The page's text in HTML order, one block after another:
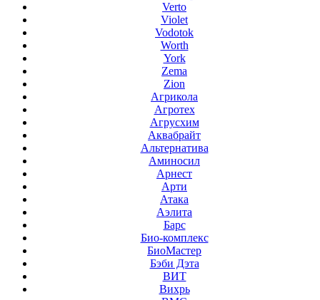
Verto
Violet
Vodotok
Worth
York
Zema
Zion
Агрикола
Агротех
Агрусхим
Аквабрайт
Альтернатива
Аминосил
Арнест
Арти
Атака
Аэлита
Барс
Био-комплекс
БиоМастер
Бэби Дэта
ВИТ
Вихрь